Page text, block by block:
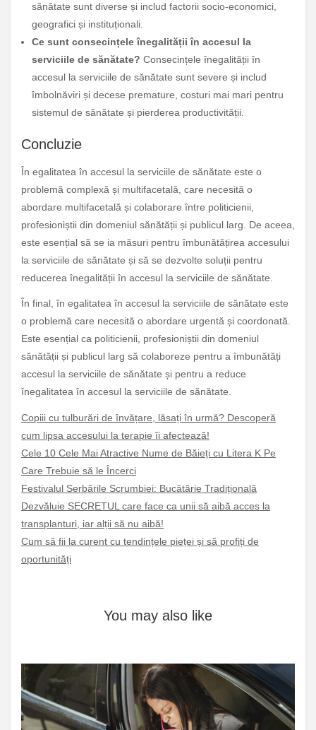
sănătate sunt diverse și includ factorii socio-economici,
geografici și instituționali.
Ce sunt consecințele înegalității în accesul la
serviciile de sănătate? Consecințele înegalității în
accesul la serviciile de sănătate sunt severe și includ
îmbolnăviri și decese premature, costuri mai mari pentru
sistemul de sănătate și pierderea productivității.
Concluzie
În egalitatea în accesul la serviciile de sănătate este o
problemă complexă și multifacetală, care necesită o
abordare multifacetală și colaborare între politicienii,
profesioniștii din domeniul sănătății și publicul larg. De aceea,
este esențial să se ia măsuri pentru îmbunătățirea accesului
la serviciile de sănătate și să se dezvolte soluții pentru
reducerea înegalității în accesul la serviciile de sănătate.
În final, în egalitatea în accesul la serviciile de sănătate este
o problemă care necesită o abordare urgentă și coordonată.
Este esențial ca politicienii, profesioniștii din domeniul
sănătății și publicul larg să colaboreze pentru a îmbunătăți
accesul la serviciile de sănătate și pentru a reduce
înegalitatea în accesul la serviciile de sănătate.
Copiii cu tulburări de învățare, lăsați în urmă? Descoperă
cum lipsa accesului la terapie îi afectează!
Cele 10 Cele Mai Atractive Nume de Băieți cu Litera K Pe
Care Trebuie să le Încerci
Festivalul Serbările Scrumbiei: Bucătărie Tradițională
Dezvăluie SECRETUL care face ca unii să aibă acces la
transplanturi, iar alții să nu aibă!
Cum să fii la curent cu tendințele pieței și să profiți de
oportunități
You may also like